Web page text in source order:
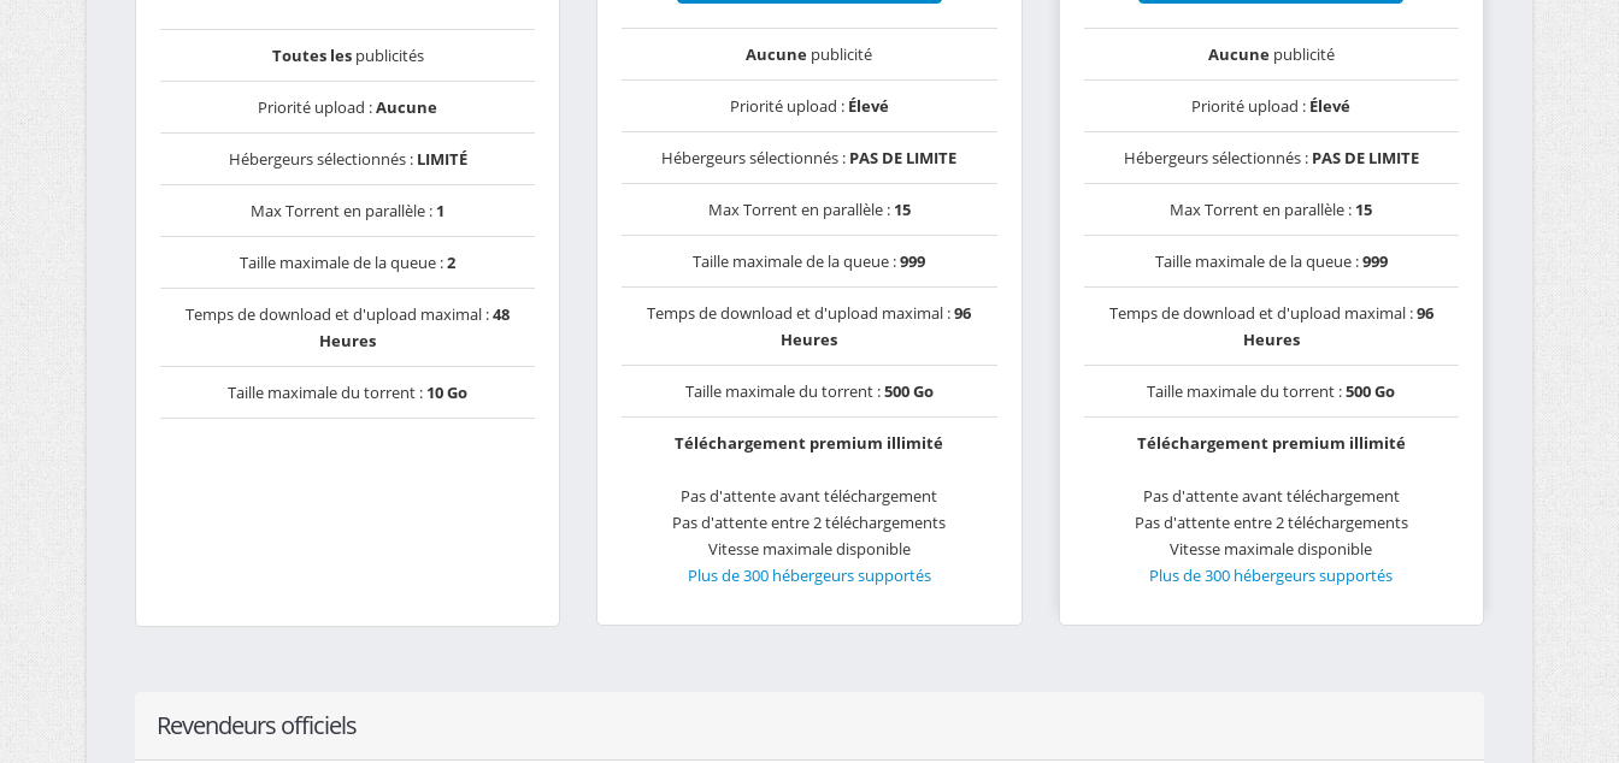
Toutes lespublicités
Priorité upload :Aucune
Hébergeurs sélectionnés : LIMITÉ
Max Torrent en parallèle : 1
Taille maximale de la queue :2
Temps de download et d'upload maximal :48
Heures
Taille maximale du torrent : 10 Go
Aucune publicité
Priorité upload : Élevé
Hébergeurs sélectionnés : PAS DE LIMITE
Max Torrent en parallèle : 15
Taille maximale de la queue :999
Temps de download et d'upload maximal :96
Heures
Taille maximale du torrent :500 Go
Téléchargement premium illimité
Pas d'attente avant téléchargement
Pas d'attente entre 2 téléchargements
Vitesse maximale disponible
Plus de 300 hébergeurs supportés
Aucunepublicité
Priorité upload : Élevé
Hébergeurs sélectionnés : PAS DE LIMITE
Max Torrent en parallèle : 15
Taille maximale de la queue :999
Temps de download et d'upload maximal :96
Heures
Taille maximale du torrent :500 Go
Téléchargement premium illimité
Pas d'attente avant téléchargement
Pas d'attente entre 2 téléchargements
Vitesse maximale disponible
Plus de 300 hébergeurs supportés
Revendeurs officiels